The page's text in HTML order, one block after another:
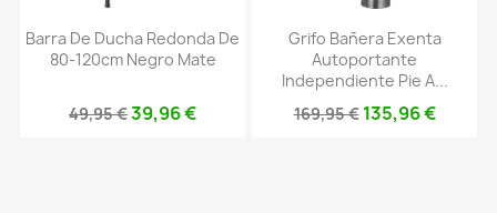
Barra De Ducha Redonda De
80-120cm Negro Mate
49,95 €39,96 €
Grifo Bañera Exenta
Autoportante
Independiente Pie A...
169,95 € 135,96 €